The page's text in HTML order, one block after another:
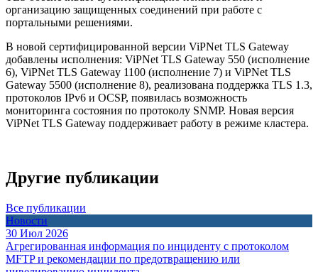
организацию защищенных соединений при работе с
портальными решениями.
В новой сертифицированной версии ViPNet TLS Gateway
добавлены исполнения: ViPNet TLS Gateway 550 (исполнение
6), ViPNet TLS Gateway 1100 (исполнение 7) и ViPNet TLS
Gateway 5500 (исполнение 8), реализована поддержка TLS 1.3,
протоколов IPv6 и OCSP, появилась возможность
мониторинга состояния по протоколу SNMP. Новая версия
ViPNet TLS Gateway поддерживает работу в режиме кластера.
Другие публикации
Все публикации
Новости
30 Июл 2026
Агрегированная информация по инциденту с протоколом
MFTP и рекомендации по предотвращению или